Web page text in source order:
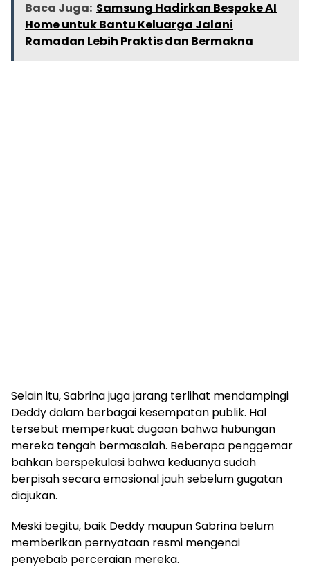
Baca Juga: Samsung Hadirkan Bespoke AI
Home untuk Bantu Keluarga Jalani
Ramadan Lebih Praktis dan Bermakna
Selain itu, Sabrina juga jarang terlihat mendampingi
Deddy dalam berbagai kesempatan publik. Hal
tersebut memperkuat dugaan bahwa hubungan
mereka tengah bermasalah. Beberapa penggemar
bahkan berspekulasi bahwa keduanya sudah
berpisah secara emosional jauh sebelum gugatan
diajukan.
Meski begitu, baik Deddy maupun Sabrina belum
memberikan pernyataan resmi mengenai
penyebab perceraian mereka.